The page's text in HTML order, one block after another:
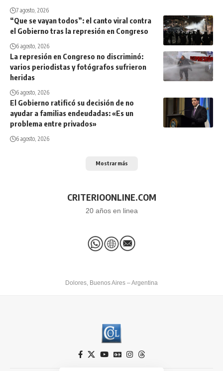
7 agosto, 2026
“Que se vayan todos”: el canto viral contra
el Gobierno tras la represión en Congreso
6 agosto, 2026
La represión en Congreso no discriminó:
varios periodistas y fotógrafos sufrieron
heridas
6 agosto, 2026
El Gobierno ratificó su decisión de no
ayudar a familias endeudadas: «Es un
problema entre privados»
6 agosto, 2026
Mostrar más
CRITERIOONLINE.COM
20 años en linea
Dolores, Buenos Aires – Argentina